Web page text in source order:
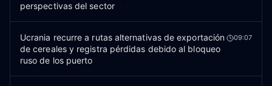
perspectivas del sector
Ucrania recurre a rutas alternativas de exportación
de cereales y registra pérdidas debido al bloqueo
ruso de los puerto
09:07